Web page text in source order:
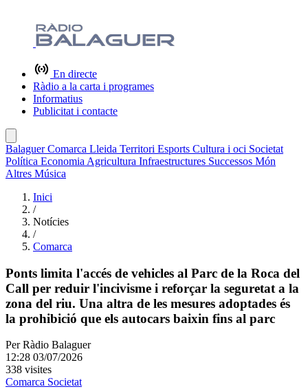
En directe
Ràdio a la carta i programes
Informatius
Publicitat i contacte
BalaguerComarca Lleida Territori Esports Cultura i oci Societat
Política Economia Agricultura Infraestructures Successos Món
Altres Música
Inici
/
Notícies
/
Comarca
Ponts limita l'accés de vehicles al Parc de la Roca del
Call per reduir l'incivisme i reforçar la seguretat a la
zona del riu. Una altra de les mesures adoptades és
la prohibició que els autocars baixin fins al parc
Per Ràdio Balaguer
12:28 03/07/2026
338 visites
Comarca Societat